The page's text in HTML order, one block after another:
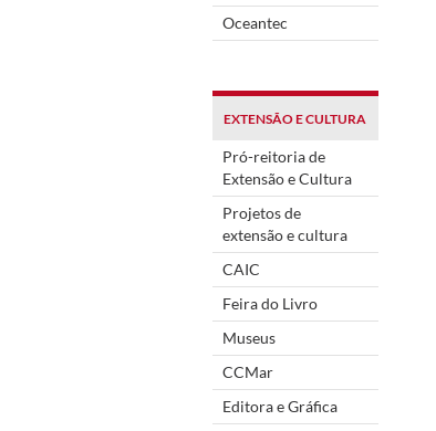
Oceantec
EXTENSÃO E CULTURA
Pró-reitoria de
Extensão e Cultura
Projetos de
extensão e cultura
CAIC
Feira do Livro
Museus
CCMar
Editora e Gráfica